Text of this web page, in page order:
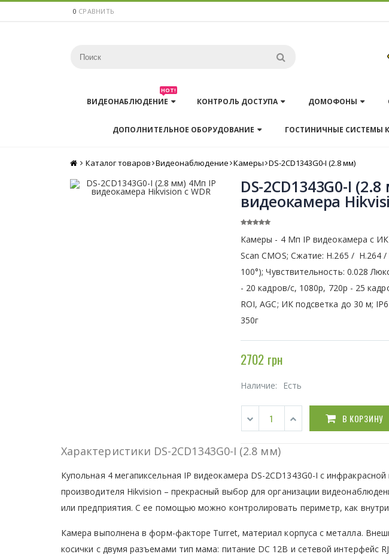
0 СРАВНИТЬ
ВИДЕОНАБЛЮДЕНИЕ
HOT!
КОНТРОЛЬ ДОСТУПА ДОМОФОНЫ
ДОПОЛНИТЕЛЬНОЕ ОБОРУДОВАНИЕ ГОСТИНИЧНЫЕ СИСТЕМЫ
Главная
Каталог товаров Видеонаблюдение Камеры DS-2CD1343G0-I (2.8 мм)
DS-2CD1343G0-I
видеокамера
Камеры - 4 Мп IP видеокамера с
Scan CMOS; Сжатие: Н.265 / H.264
100°); Чувствительность: 0.028
- 20 кадров/c, 1080р, 720р - 25
ROI, AGC; ИК подсветка до 30 м;
350г
2702 грн
Наличие: Есть
В КОРЗИНУ
Характеристики DS-2CD1343G0-I (2.8 мм)
Купольная 4 мегапиксельная IP видеокамера DS-2CD1343G0-I с
производителя Hikvision – прекрасный выбор для организации
или предприятия. С ее помощью можно контролировать периметр, как
Камера выполнена в форм-факторе Turret, материал корпуса с металла.
косички с двумя разъемами тип мама: питание DC 12В и сетевой интерфейс